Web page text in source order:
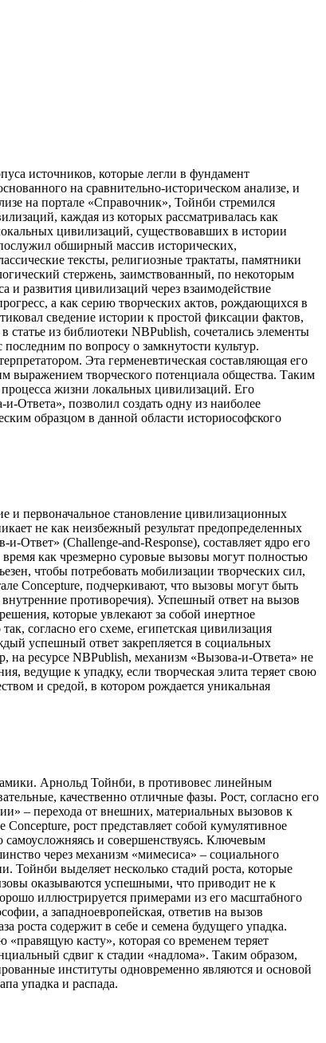
источников, которые легли в фундамент
на сравнительно-историческом анализе, и
на портале «Справочник», Тойнби стремился
каждая из которых рассматривалась как
цивилизаций, существовавших в истории
обширный массив исторических,
тексты, религиозные трактаты, памятники
стержень, заимствованный, по некоторым
и развития цивилизаций через взаимодействие
а как серию творческих актов, рождающихся в
сведение истории к простой фиксации фактов,
статье из библиотеки NBPublish, сочетались элементы
по вопросу о замкнутости культур.
Эта герменевтическая составляющая его
выражением творческого потенциала общества. Таким
жизни локальных цивилизаций. Его
позволил создать одну из наиболее
образцом в данной области историософского
и первоначальное становление цивилизационных
не как неизбежный результат предопределенных
Ответ» (Challenge-and-Response), составляет ядро его
как чрезмерно суровые вызовы могут полностью
чтобы потребовать мобилизации творческих сил,
Concepture, подчеркивают, что вызовы могут быть
противоречия). Успешный ответ на вызов
которые увлекают за собой инертное
согласно его схеме, египетская цивилизация
успешный ответ закрепляется в социальных
на ресурсе NBPublish, механизм «Вызова-и-Ответа» не
ведущие к упадку, если творческая элита теряет свою
и средой, в котором рождается уникальная
Арнольд Тойнби, в противовес линейным
качественно отличные фазы. Рост, согласно его
– перехода от внешних, материальных вызовов к
рост представляет собой кумулятивное
и совершенствуясь. Ключевым
через механизм «мимесиса» – социального
выделяет несколько стадий роста, которые
оказываются успешными, что приводит не к
иллюстрируется примерами из его масштабного
а западноевропейская, ответив на вызов
роста содержит в себе и семена будущего упадка.
касту», которая со временем теряет
сдвиг к стадии «надлома». Таким образом,
институты одновременно являются и основой
упадка и распада.